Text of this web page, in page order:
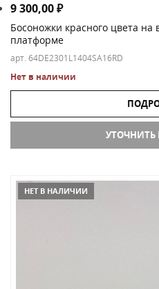
9 300,00₽
Босоножки красного цвета на
платформе
арт. 64DE2301L1404SA16RD
Нет в наличии
НЕТ В НАЛИЧИИ